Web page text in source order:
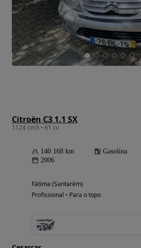
Citroën C3 1.1 SX
1124 cm3 • 61 cv
140 168 km Gasolina
2006
Fátima (Santarém)
Profissional • Para o topo